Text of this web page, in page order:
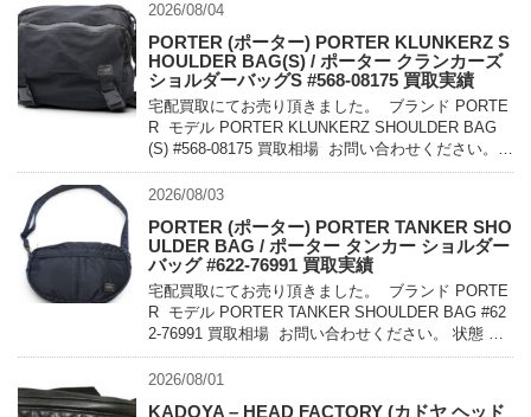
2026/08/04
PORTER (ポーター) PORTER KLUNKERZ S
HOULDER BAG(S) / ポーター クランカーズ
ショルダーバッグS #568-08175 買取実績
宅配買取にてお売り頂きました。 ブランド PORTE
R モデル PORTER KLUNKERZ SHOULDER BAG
(S) #568-08175 買取相場 お問い合わせください。
状態 美中古品 メッセンジャー […]
2026/08/03
PORTER (ポーター) PORTER TANKER SHO
ULDER BAG / ポーター タンカー ショルダー
バッグ #622-76991 買取実績
宅配買取にてお売り頂きました。 ブランド PORTE
R モデル PORTER TANKER SHOULDER BAG #62
2-76991 買取相場 お問い合わせください。 状態 未
使用品 1983年に誕生したPO […]
2026/08/01
KADOYA – HEAD FACTORY (カドヤ ヘッド